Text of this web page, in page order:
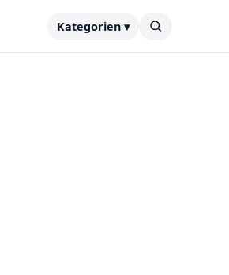
Kategorien ▾